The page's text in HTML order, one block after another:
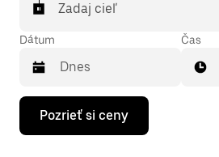
Zadaj cieľ
Dátum
Stlačením
šípky
nadol
Čas
Pozrieť si ceny